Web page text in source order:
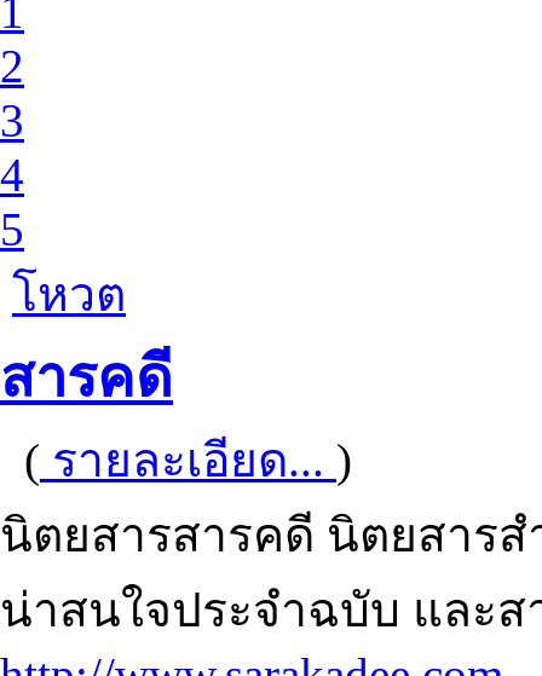
1
2
3
4
5
โหวต
สารคดี
( รายละเอียด... )
นิตยสารสารคดี นิตยสาร
น่าสนใจประจำฉบับ และ